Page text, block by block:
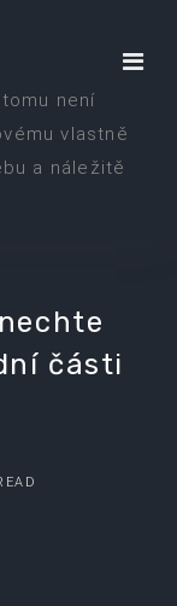
není
vlastně
a náležitě
části